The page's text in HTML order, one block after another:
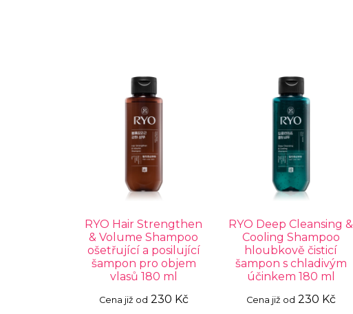
RYO Hair Strengthen
& Volume Shampoo
ošetřující a posilující
šampon pro objem
vlasů 180 ml
Cena již od 230 Kč
RYO Deep Cleansing &
Cooling Shampoo
hloubkově čisticí
šampon s chladivým
účinkem 180 ml
Cena již od 230 Kč